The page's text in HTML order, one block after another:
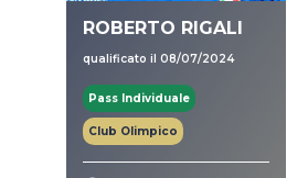
ROBERTO RIGALI
qualificato il 08/07/2024
Pass Individuale
Club Olimpico